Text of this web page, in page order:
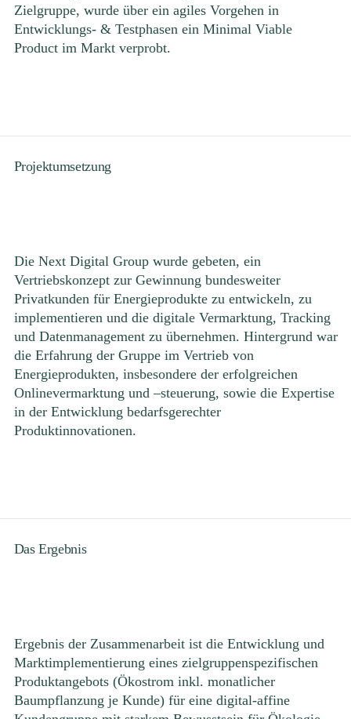
Zielgruppe, wurde über ein agiles Vorgehen in
Entwicklungs- & Testphasen ein Minimal Viable
Product im Markt verprobt.
Projektumsetzung
Die Next Digital Group wurde gebeten, ein
Vertriebskonzept zur Gewinnung bundesweiter
Privatkunden für Energieprodukte zu entwickeln, zu
implementieren und die digitale Vermarktung, Tracking
und Datenmanagement zu übernehmen. Hintergrund war
die Erfahrung der Gruppe im Vertrieb von
Energieprodukten, insbesondere der erfolgreichen
Onlinevermarktung und –steuerung, sowie die Expertise
in der Entwicklung bedarfsgerechter
Produktinnovationen.
Das Ergebnis
Ergebnis der Zusammenarbeit ist die Entwicklung und
Marktimplementierung eines zielgruppenspezifischen
Produktangebots (Ökostrom inkl. monatlicher
Baumpflanzung je Kunde) für eine digital-affine